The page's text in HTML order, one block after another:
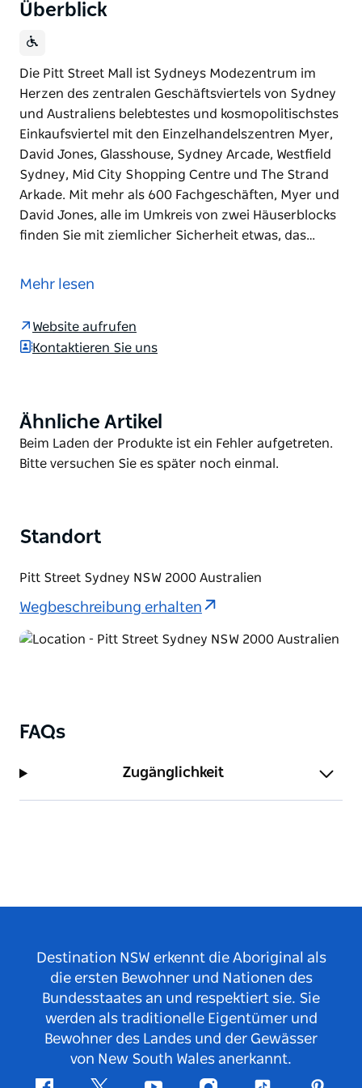
Überblick
Die Pitt Street Mall ist Sydneys Modezentrum im
Herzen des zentralen Geschäftsviertels von Sydney
und Australiens belebtestes und kosmopolitischstes
Einkaufsviertel mit den Einzelhandelszentren Myer,
David Jones, Glasshouse, Sydney Arcade, Westfield
Sydney, Mid City Shopping Centre und The Strand
Arkade. Mit mehr als 600 Fachgeschäften, Myer und
David Jones, alle im Umkreis von zwei Häuserblocks
finden Sie mit ziemlicher Sicherheit etwas, das…
Herzen des zentralen Geschäftsviertels von Sydney
David Jones, Glasshouse, Sydney Arcade, Westfield
Sydney, Mid City Shopping Centre und The Strand
Jones, alle im Umkreis von zwei Häuserblocks finden
Sie mit ziemlicher Sicherheit etwas, das zu Ihrem
Stil und Budget passt.
Mehr lesen
Website aufrufen
Kontaktieren Sie uns
Product
List
Ähnliche Artikel
Product
List
Beim Laden der Produkte ist ein Fehler aufgetreten.
Bitte versuchen Sie es später noch einmal.
Standort
Pitt Street Sydney NSW 2000 Australien
Wegbeschreibung erhalten
FAQs
Zugänglichkeit
Destination NSW erkennt die Aboriginal als
die ersten Bewohner und Nationen des
Bundesstaates an und respektiert sie. Sie
werden als traditionelle Eigentümer und
Bewohner des Landes und der Gewässer
von New South Wales anerkannt.